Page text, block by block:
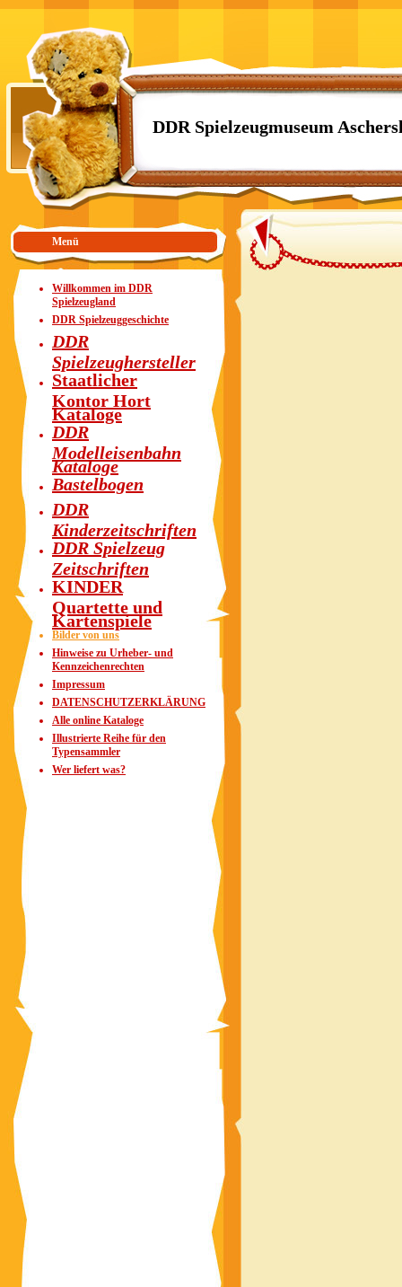
DDR Spielzeugmuseum
Menü
Willkommen im DDR
Spielzeugland
DDR Spielzeuggeschichte
DDR
Spielzeughersteller
Staatlicher
Kontor Hort
Kataloge
DDR
Modelleisenbahn
Kataloge
Bastelbogen
DDR
Kinderzeitschriften
DDR Spielzeug
Zeitschriften
KINDER
Quartette und
Kartenspiele
Bilder von uns
Hinweise zu Urheber- und
Kennzeichenrechten
Impressum
DATENSCHUTZERKLÄRUNG
Alle online Kataloge
Illustrierte Reihe für den
Typensammler
Wer liefert was?